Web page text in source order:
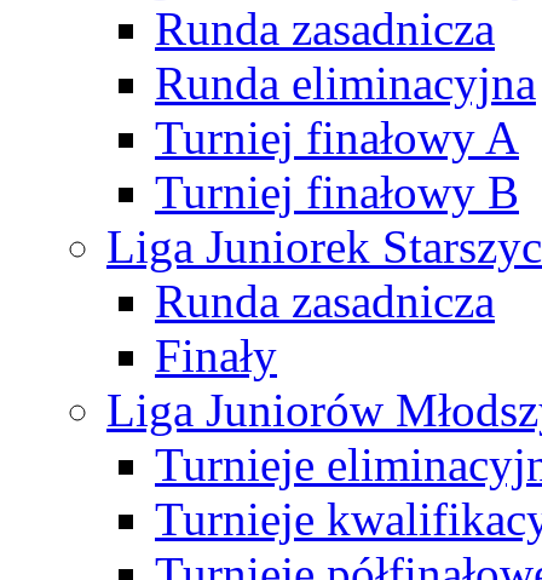
Runda zasadnicza
Runda eliminacyjna
Turniej finałowy A
Turniej finałowy B
Liga Juniorek
Runda zasadnicza
Finały
Liga Juniorów
Turnieje
Turnieje